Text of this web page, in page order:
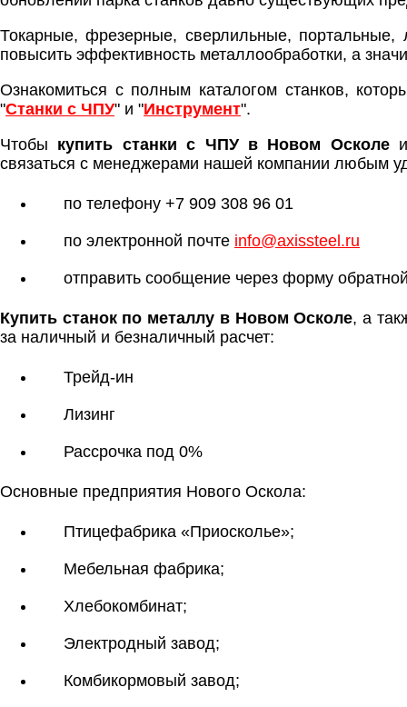
Токарные, фрезерные, сверлильные,
повысить эффективность металлообработки, а
Ознакомиться с полным каталогом станков,
"Станки с ЧПУ" и "Инструмент".
Чтобы купить станки с ЧПУ в Новом Осколе
связаться с менеджерами нашей компании любым
по телефону +7 909 308 96 01
по электронной почте info@axissteel.ru
отправить сообщение через форму
Купить станок по металлу в Новом Осколе, а
за наличный и безналичный расчет:
Трейд-ин
Лизинг
Рассрочка под 0%
Основные предприятия Нового Оскола:
Птицефабрика «Приосколье»;
Мебельная фабрика;
Хлебокомбинат;
Электродный завод;
Комбикормовый завод;